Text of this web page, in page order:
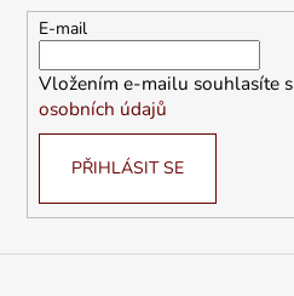
E-mail
Vložením e-mailu souhlasíte s
osobních údajů
PŘIHLÁSIT SE